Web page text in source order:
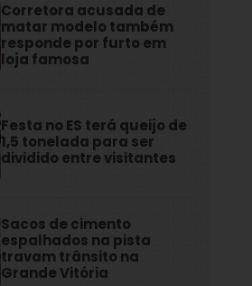
Corretora acusada de
matar modelo também
responde por furto em
loja famosa
Festa no ES terá queijo de
1,5 tonelada para ser
dividido entre visitantes
Sacos de cimento
espalhados na pista
travam trânsito na
Grande Vitória